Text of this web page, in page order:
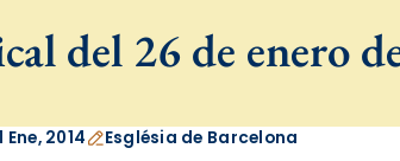
del 26 de enero
Ene, 2014 Església de Barcelona